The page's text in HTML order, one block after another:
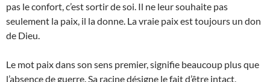
pas le confort, c’est sortir de soi. Il ne leur souhaite pas
seulement la paix, il la donne. La vraie paix est toujours un don
de Dieu.
Le mot paix dans son sens premier, signifie beaucoup plus que
l’absence de guerre. Sa racine désigne le fait d’être intact,